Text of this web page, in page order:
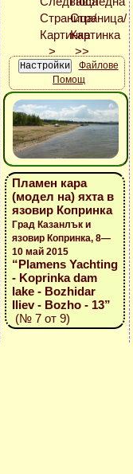
Файлове
Помощ
Пламен кара
(модел на) яхта в
язовир Копринка
Град Казанлък и
язовир Копринка, 8—
10 май 2015
“Plamens Yachting
- Koprinka dam
lake - Bozhidar
Iliev - Bozho - 13”
(№ 7 от 9)